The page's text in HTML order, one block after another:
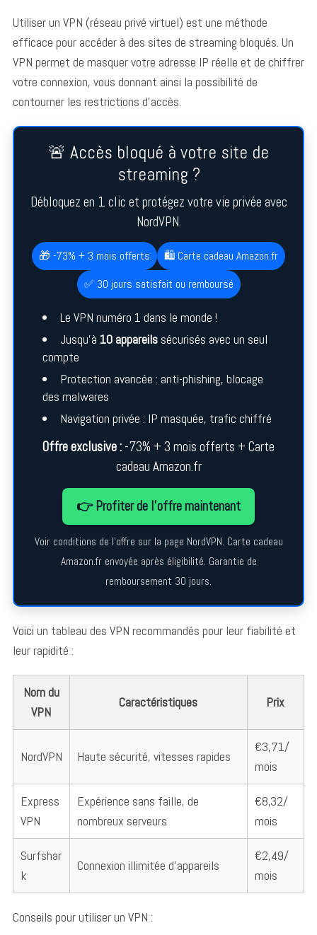
Utiliser un VPN (réseau privé virtuel) est une méthode
efficace pour accéder à des sites de streaming bloqués. Un
VPN permet de masquer votre adresse IP réelle et de chiffrer
votre connexion, vous donnant ainsi la possibilité de
contourner les restrictions d’accès.
🚨 Accès bloqué à votre site de
streaming ?
Débloquez en 1 clic et protégez votre vie privée avec
NordVPN.
🎁 -73% + 3 mois offerts
🛍️ Carte cadeau Amazon.fr
✅ 30 jours satisfait ou remboursé
Le VPN numéro 1 dans le monde !
Jusqu’à 10 appareilssécurisés avec un seul
compte
Protection avancée : anti-phishing, blocage
des malwares
Navigation privée : IP masquée, trafic chiffré
Offre exclusive : -73% + 3 mois offerts + Carte
cadeau Amazon.fr
👉 Profiter de l’offre maintenant
Voir conditions de l’offre sur la page NordVPN. Carte cadeau
Amazon.fr envoyée après éligibilité. Garantie de
remboursement 30 jours.
Voici un tableau des VPN recommandés pour leur fiabilité et
leur rapidité :
Nom du
VPN
Caractéristiques Prix
NordVPN Haute sécurité, vitesses rapides
€3,71/
mois
Express
VPN
Expérience sans faille, de
nombreux serveurs
€8,32/
mois
Surfshar
k
Connexion illimitée d’appareils
€2,49/
mois
Conseils pour utiliser un VPN :